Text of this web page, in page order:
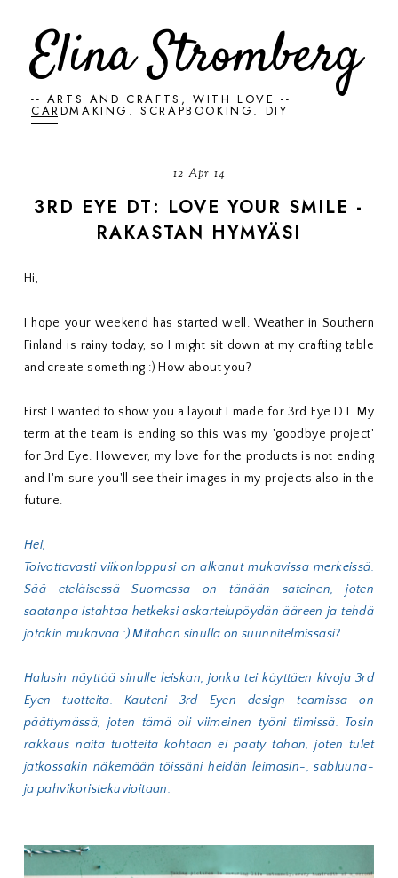
Elina Stromberg
-- ARTS AND CRAFTS, WITH LOVE --
CARDMAKING. SCRAPBOOKING. DIY
12 Apr 14
3RD EYE DT: LOVE YOUR SMILE -
RAKASTAN HYMYÄSI
Hi,
I hope your weekend has started well. Weather in Southern
Finland is rainy today, so I might sit down at my crafting table
and create something :) How about you?
First I wanted to show you a layout I made for 3rd Eye DT. My
term at the team is ending so this was my 'goodbye project'
for 3rd Eye. However, my love for the products is not ending
and I'm sure you'll see their images in my projects also in the
future.
Hei,
Toivottavasti viikonloppusi on alkanut mukavissa merkeissä.
Sää eteläisessä Suomessa on tänään sateinen, joten
saatanpa istahtaa hetkeksi askartelupöydän ääreen ja tehdä
jotakin mukavaa :) Mitähän sinulla on suunnitelmissasi?
Halusin näyttää sinulle leiskan, jonka tei käyttäen kivoja 3rd
Eyen tuotteita. Kauteni 3rd Eyen design teamissa on
päättymässä, joten tämä oli viimeinen työni tiimissä. Tosin
rakkaus näitä tuotteita kohtaan ei pääty tähän, joten tulet
jatkossakin näkemään töissäni heidän leimasin-, sabluuna-
ja pahvikoristekuvioitaan.